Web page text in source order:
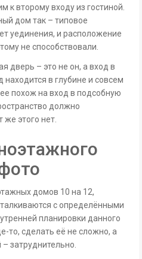
второму входу из гостиной.
дом так – типовое
уединения, и расположение
не способствовали.
дверь – это не он, а вход в
в глубине и совсем
похож на вход в подсобную
должно
же этого нет.
домов 10 на 12,
с определёнными
планировки данного
то, сделать её не сложно, а
затруднительно.